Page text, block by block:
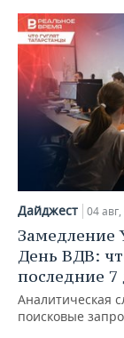
Дайджест 04
Замедление
День ВДВ:
последние 7
Аналитическая
поисковые